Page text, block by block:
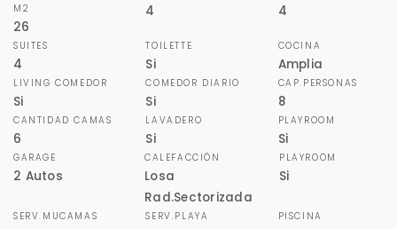
M2
26
4 4
SUITES
4
TOILETTE
Si
COCINA
Amplia
LIVING COMEDOR
Si
COMEDOR DIARIO
Si
CAP.PERSONAS
8
CANTIDAD CAMAS
6
LAVADERO
Si
PLAYROOM
Si
GARAGE
2 Autos
CALEFACCIÓN
Losa
Rad.Sectorizada
PLAYROOM
Si
SERV.MUCAMAS SERV.PLAYA PISCINA